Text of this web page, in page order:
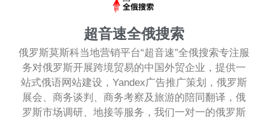
超音速全俄搜索
俄罗斯莫斯科当地营销平台“超音速”全俄搜索专注服
务对俄罗斯开展跨境贸易的中国外贸企业，提供一
站式俄语网站建设，Yandex广告推广策划，俄罗斯
展会、商务谈判、商务考察及旅游的陪同翻译，俄
罗斯市场调研、地接等服务，我们一对一的俄罗斯